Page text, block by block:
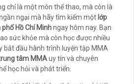
chỉ là một môn thể thao, mà còn là
ngại mà hãy tìm kiếm một lớp
Hồ Chí Minhngay hôm nay. Bạn
sức khỏe mà còn học được nhiều
bắt đầu hành trình luyện tập MMA
tâm MMAuy tín và chuyên
học hỏi và phát triển.